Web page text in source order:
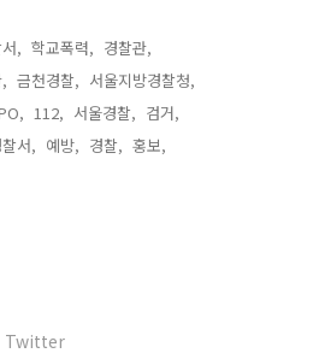
, 학교폭력, 경찰관,
금천경찰, 서울지방경찰청,
112, 서울경찰, 검거,
서, 예방, 경찰, 홍보,
Twitter